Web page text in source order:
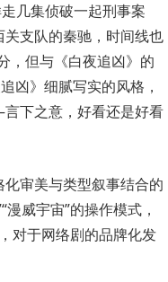
几集侦破一起刑事案
支队的秦驰，时间线也
，但与《白夜追凶》的
凶》细腻写实的风格，
下之意，好看还是好看
审美与类型叙事结合的
威宇宙”的操作模式，
对于网络剧的品牌化发